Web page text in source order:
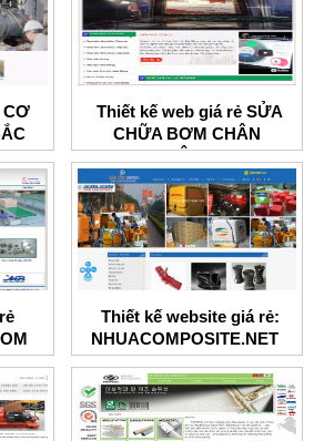
CƠ
Thiết kế web giá rẻ SỬA
CHỮA BƠM CHÂN
KHÔNG
Thiết kế website giá rẻ:
NHUACOMPOSITE.NET